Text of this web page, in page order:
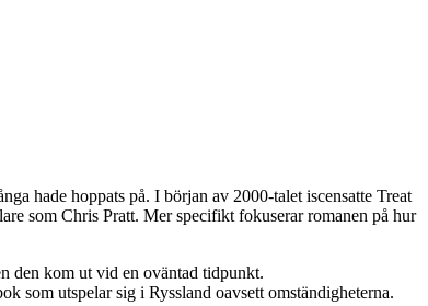
hade hoppats på. I början av 2000-talet iscensatte Treat
som Chris Pratt. Mer specifikt fokuserar romanen på hur
den kom ut vid en oväntad tidpunkt.
som utspelar sig i Ryssland oavsett omständigheterna.